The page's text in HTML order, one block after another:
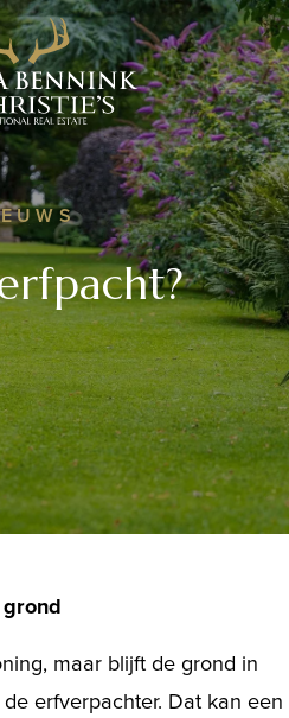
maar blijft de grond in
erfverpachter. Dat kan een